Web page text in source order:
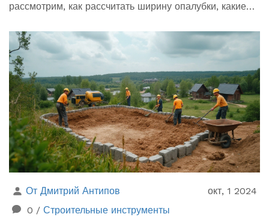
рассмотрим, как рассчитать ширину опалубки, какие
при установке.
От Дмитрий Антипов
окт, 1 2024
0 / Строительные инструменты